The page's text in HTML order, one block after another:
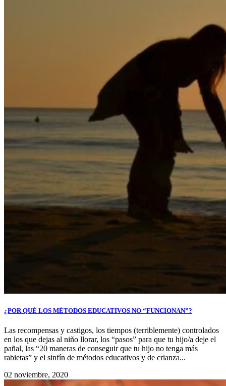
¿POR QUÉ LOS MÉTODOS EDUCATIVOS NO “FUNCIONAN”?
Las recompensas y castigos, los tiempos (terriblemente) controlados
en los que dejas al niño llorar, los “pasos” para que tu hijo/a deje el
pañal, las “20 maneras de conseguir que tu hijo no tenga más
rabietas” y el sinfín de métodos educativos y de crianza...
02 noviembre, 2020